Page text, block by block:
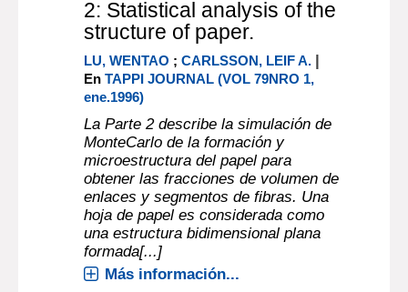
2: Statistical analysis of the
structure of paper.
LU, WENTAO ;CARLSSON, LEIF A. |
EnTAPPI JOURNAL (VOL 79NRO 1,
ene.1996)
La Parte 2 describe la simulación de
MonteCarlo de la formación y
microestructura del papel para
obtener las fracciones de volumen de
enlaces y segmentos de fibras. Una
hoja de papel es considerada como
una estructura bidimensional plana
formada[...]
Más información...